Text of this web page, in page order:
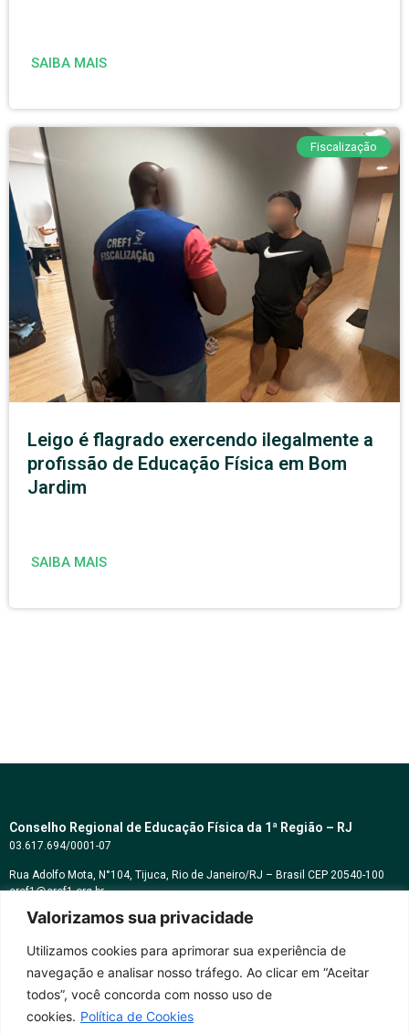
Valorizamos sua privacidade
Utilizamos cookies para aprimorar sua experiência de
navegação e analisar nosso tráfego. Ao clicar em “Aceitar
todos”, você concorda com nosso uso de
cookies. Política de Cookies
SAIBA MAIS
Fiscalização
Leigo é flagrado exercendo ilegalmente a
profissão de Educação Física em Bom
Jardim
SAIBA MAIS
Conselho Regional de Educação Física da 1ª Região – RJ
03.617.694/0001-07
Rua Adolfo Mota, N°104, Tijuca, Rio de Janeiro/RJ – Brasil CEP 20540-100
cref1@cref1.org.br
Assessoria de comunicação:
Horários de atendimento:
Whatsapp: (21) 2569-2398